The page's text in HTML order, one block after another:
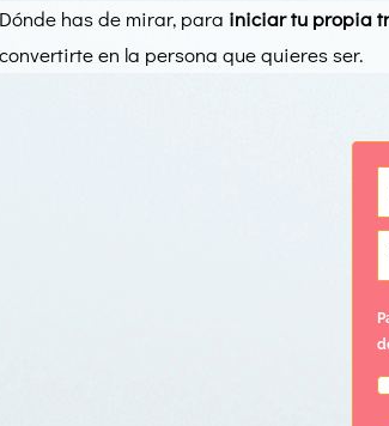
Dónde has de mirar, para iniciar tu propia
convertirte en la persona que quieres ser.